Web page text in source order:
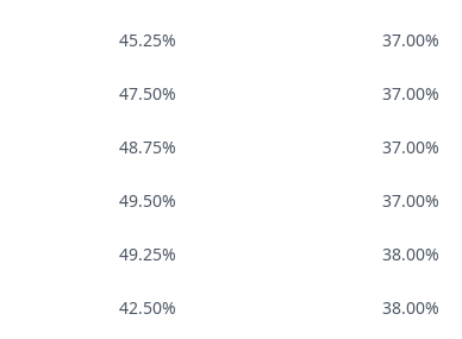
45.25% 37.00%
47.50% 37.00%
48.75% 37.00%
49.50% 37.00%
49.25% 38.00%
42.50% 38.00%